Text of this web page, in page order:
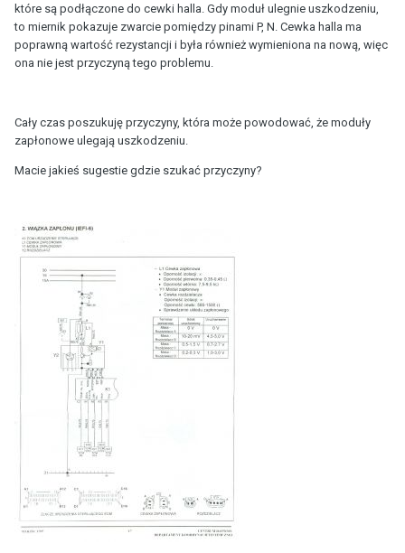
które są podłączone do cewki halla. Gdy moduł ulegnie uszkodzeniu,
to miernik pokazuje zwarcie pomiędzy pinami P, N. Cewka halla ma
poprawną wartość rezystancji i była również wymieniona na nową, więc
ona nie jest przyczyną tego problemu.
Cały czas poszukuję przyczyny, która może powodować, że moduły
zapłonowe ulegają uszkodzeniu.
Macie jakieś sugestie gdzie szukać przyczyny?